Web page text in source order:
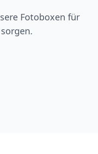
Fotoboxen für